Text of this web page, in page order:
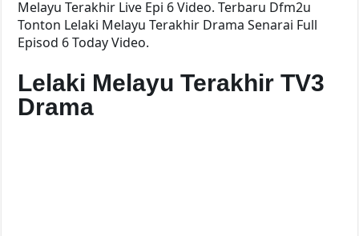
Melayu Terakhir Live Epi 6 Video. Terbaru Dfm2u
Tonton Lelaki Melayu Terakhir Drama Senarai Full
Episod 6 Today Video.
Lelaki Melayu Terakhir TV3
Drama